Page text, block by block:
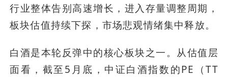
行业整体告别高速增长，进入存量调整周期，
板块估值持续下探，市场悲观情绪集中释放。
白酒是本轮反弹中的核心板块之一。从估值层
面看，截至5月底，中证白酒指数的PE（TT